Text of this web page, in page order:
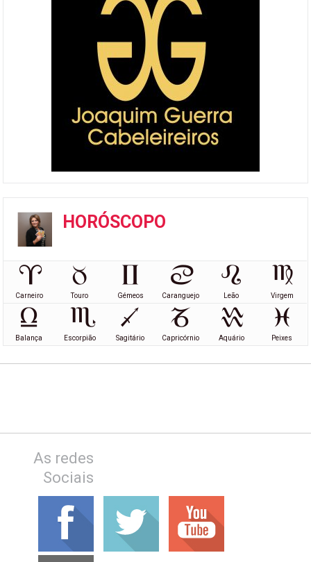
HORÓSCOPO
Carneiro Touro Gémeos Caranguejo Leão Virgem
Balança Escorpião Sagitário Capricórnio Aquário Peixes
As redes
Sociais